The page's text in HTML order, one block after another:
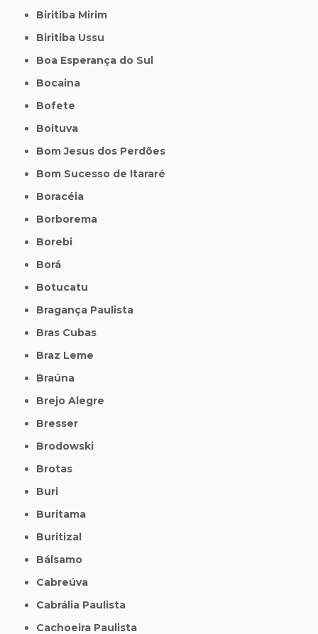
Biritiba Mirim
Biritiba Ussu
Boa Esperança do Sul
Bocaina
Bofete
Boituva
Bom Jesus dos Perdões
Bom Sucesso de Itararé
Boracéia
Borborema
Borebi
Borá
Botucatu
Bragança Paulista
Bras Cubas
Braz Leme
Braúna
Brejo Alegre
Bresser
Brodowski
Brotas
Buri
Buritama
Buritizal
Bálsamo
Cabreúva
Cabrália Paulista
Cachoeira Paulista